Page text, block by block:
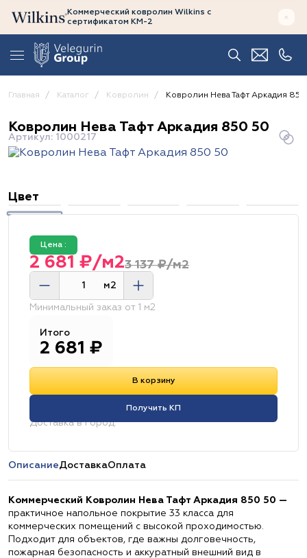
Коммерческий ковролин Wilkins с
сертификатом КМ-2
Главная Каталог Ковролин Ковролин Нева Тафт Аркадия
Ковролин Нева Тафт Аркадия 850 50
Артикул: 1000217
Цвет
Цена :
3 137 ₽/м2
2 681 ₽/м2
м2
Минимальный заказ от 1 м2
Итого
2 681 ₽
В корзину
Получить КП
Доставка в город:
ОписаниеДоставкаОплата
Коммерческий Ковролин Нева Тафт Аркадия 850 50 —
практичное напольное покрытие 33 класса для
коммерческих помещений с высокой проходимостью.
Подходит для объектов, где важны долговечность,
пожарная безопасность и аккуратный внешний вид в